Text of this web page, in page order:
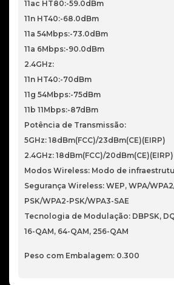
11ac HT80:-59.0dBm
11n HT40:-68.0dBm
11a 54Mbps:-73.0dBm
11a 6Mbps:-90.0dBm
2.4GHz:
11n HT40:-70dBm
11g 54Mbps:-75dBm
11b 11Mbps:-87dBm
Potência de Transmissão:
5GHz: 18dBm(FCC)/23dBm(CE)(EIRP)
2.4GHz: 18dBm(FCC)/20dBm(CE)(EIRP)
Modos Wireless: Modo de
Segurança Wireless: WEP, WPA/
PSK/WPA2-PSK/WPA3-SAE
Tecnologia de Modulação: DBPSK,
16-QAM, 64-QAM, 256-QAM
Peso com Embalagem: 0.300